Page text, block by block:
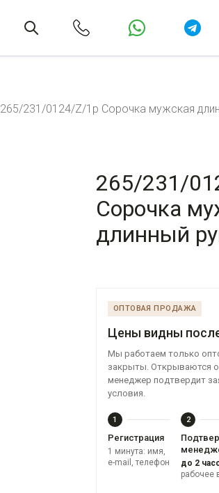
265/231/0124/Z/1p Сорочка мужская
265/231/
Сорочка
длинный
ОПТОВАЯ ПРОДАЖА
Цены видны
Мы работаем только
закрыты. Открываются
менеджер подтвердит
условия.
1
Регистрация
1 минута: имя,
e-mail, телефон
2
до 2
рабочее